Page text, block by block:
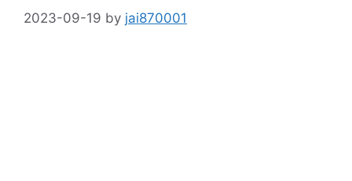
2023-09-19 by jai870001